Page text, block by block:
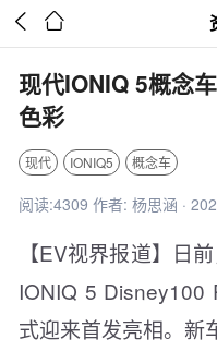
 
现代IONIQ 5概念
色彩
现代 IONIQ5 概念车
阅读:4309 作者: 杨思涵 ·
【EV视界报道】日
IONIQ 5 Disney100
式迎来首发亮相。新